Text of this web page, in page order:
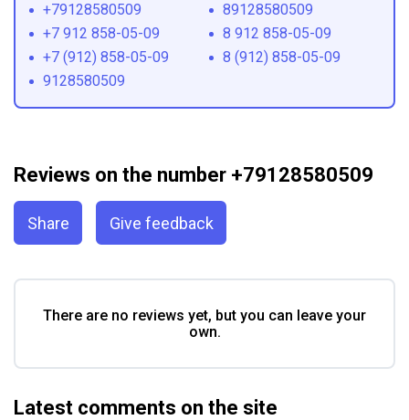
+79128580509
89128580509
+7 912 858-05-09
8 912 858-05-09
+7 (912) 858-05-09
8 (912) 858-05-09
9128580509
Reviews on the number +79128580509
Share Give feedback
There are no reviews yet, but you can leave your
own.
Latest comments on the site